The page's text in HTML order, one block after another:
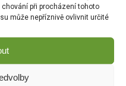
při procházení tohoto
může nepříznivě ovlivnit určité
Cookiesd8x14cm/Cherry
DO KOŠÍKU
Kč